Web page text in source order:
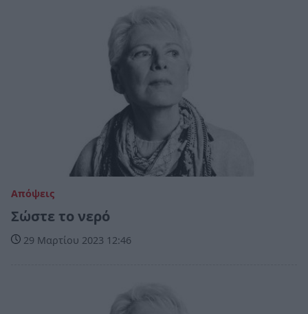
Απόψεις
Σώστε το νερό
29 Μαρτίου 2023 12:46